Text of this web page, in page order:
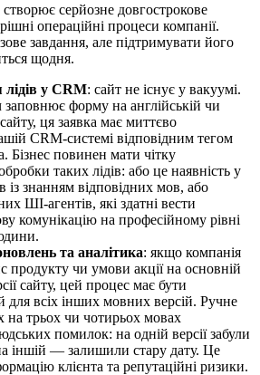
серйозне довгострокове
операційні процеси компанії.
завдання, але підтримувати його
щодня.
у CRM: сайт не існує у вакуумі.
форму на англійській чи
сайту, ця заявка має миттєво
CRM-системі відповідним тегом
Бізнес повинен мати чітку
таких лідів: або це наявність у
із знанням відповідних мов, або
ШІ-агентів, які здатні вести
комунікацію на професійному рівні
та аналітика: якщо компанія
продукту чи умови акції на основній
сайту, цей процес має бути
для всіх інших мовних версій. Ручне
на трьох чи чотирьох мовах
помилок: на одній версії забули
іншій — залишили стару дату. Це
клієнта та репутаційні ризики.